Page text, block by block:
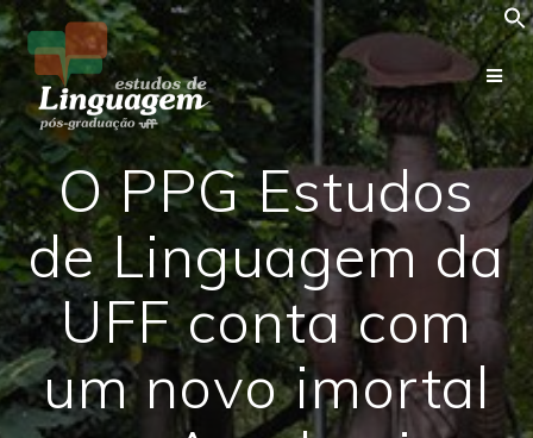
to
content
O PPG Estudos
de Linguagem da
UFF conta com
um novo imortal